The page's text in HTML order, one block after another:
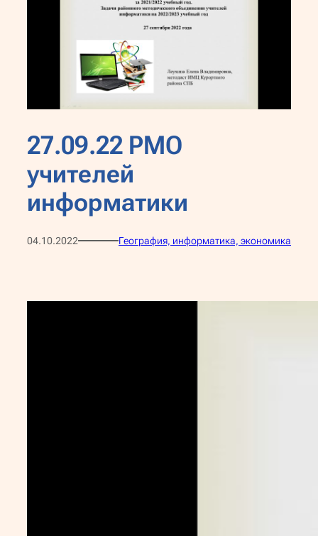
27.09.22 РМО
учителей
информатики
04.10.2022 География, информатика, экономика